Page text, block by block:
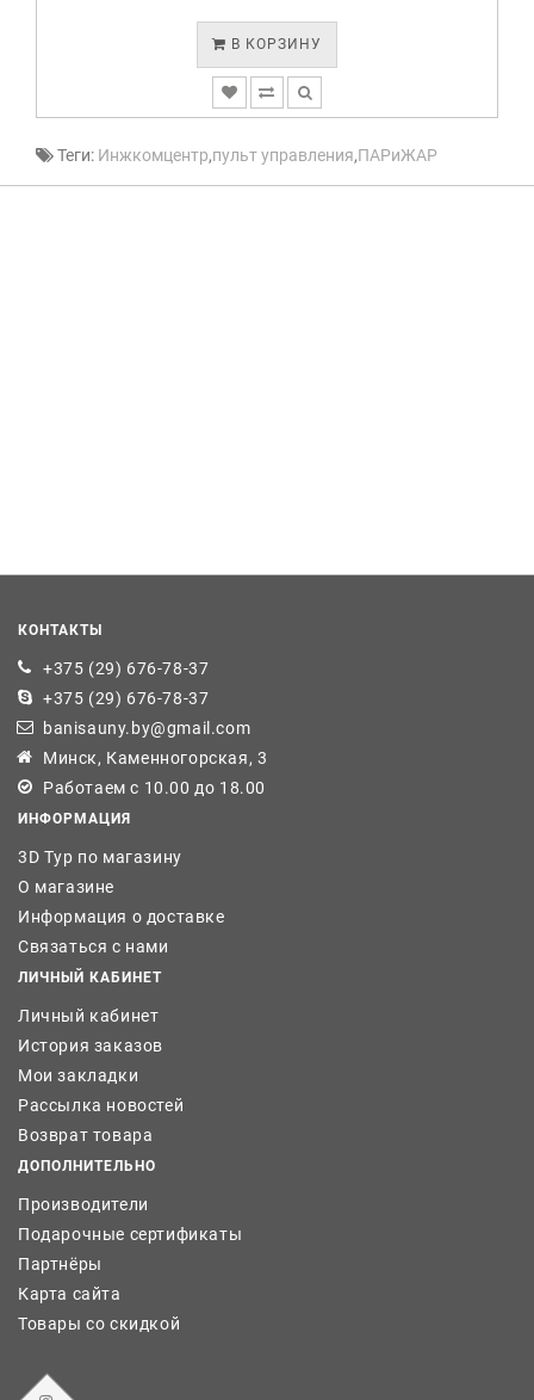
В КОРЗИНУ
Теги: Инжкомцентр,пульт управления,ПАРиЖАР
КОНТАКТЫ
+375 (29) 676-78-37
+375 (29) 676-78-37
banisauny.by@gmail.com
Минск, Каменногорская, 3
Работаем с 10.00 до 18.00
ИНФОРМАЦИЯ
3D Тур по магазину
О магазине
Информация о доставке
Связаться с нами
ЛИЧНЫЙ КАБИНЕТ
Личный кабинет
История заказов
Мои закладки
Рассылка новостей
Возврат товара
ДОПОЛНИТЕЛЬНО
Производители
Подарочные сертификаты
Партнёры
Карта сайта
Товары со скидкой